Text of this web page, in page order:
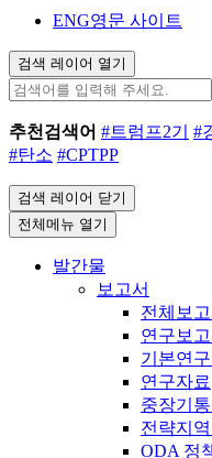
ENG영문 사이트
검색 레이어 열기
추천검색어 #트럼프2기 #
#탄소 #CPTPP
검색 레이어 닫기
전체메뉴 열기
발간물
보고서
전체보고
연구보고
기본연
연구자료
중장기
전략지
ODA 정